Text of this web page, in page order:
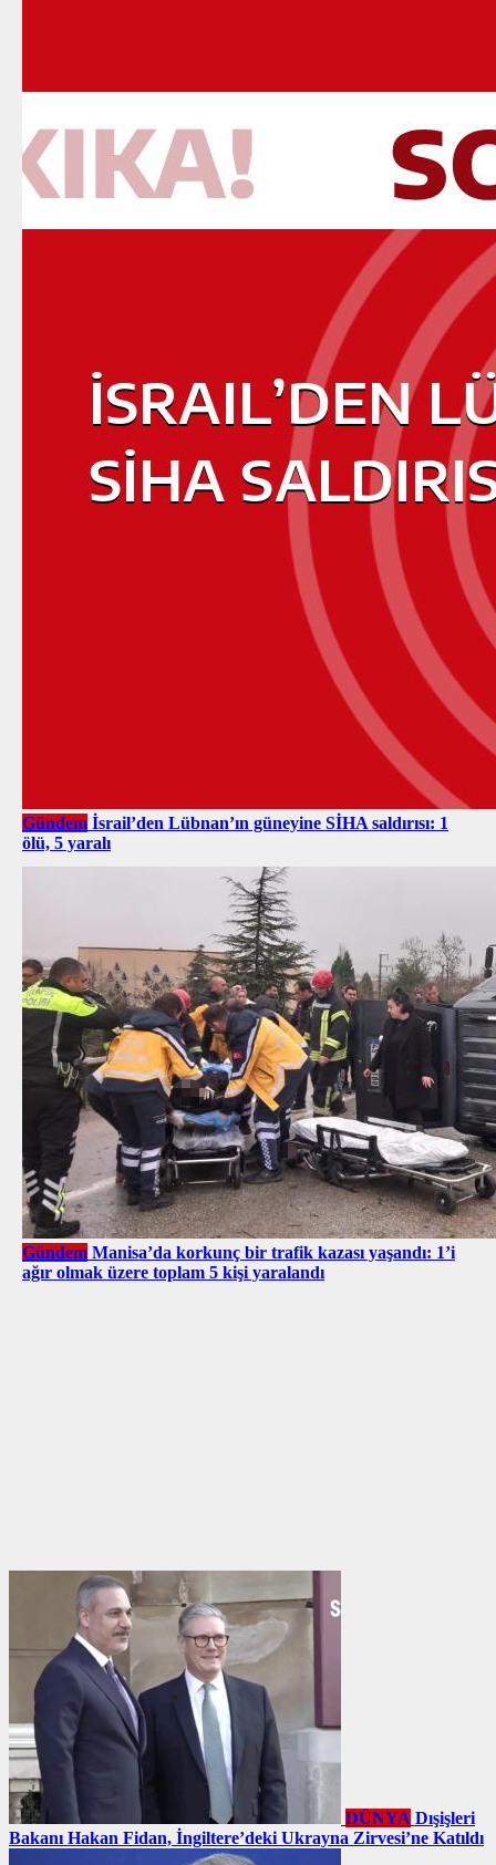
Gündem İsrail’den Lübnan’ın güneyine SİHA saldırısı: 1
ölü, 5 yaralı
Gündem Manisa’da korkunç bir trafik kazası yaşandı: 1’i
ağır olmak üzere toplam 5 kişi yaralandı
DÜNYA Dışişleri
Bakanı Hakan Fidan, İngiltere’deki Ukrayna Zirvesi’ne Katıldı